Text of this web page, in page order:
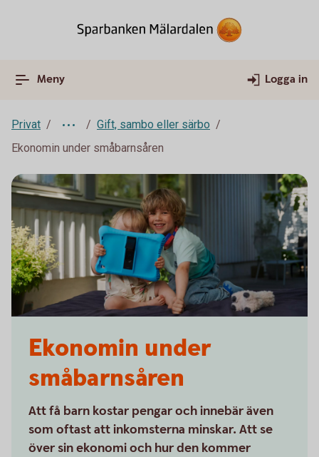
Meny Logga in
Privat
Gift, sambo eller särbo
Ekonomin under småbarnsåren
Ekonomin under
småbarnsåren
Att få barn kostar pengar och innebär även
som oftast att inkomsterna minskar. Att se
över sin ekonomi och hur den kommer